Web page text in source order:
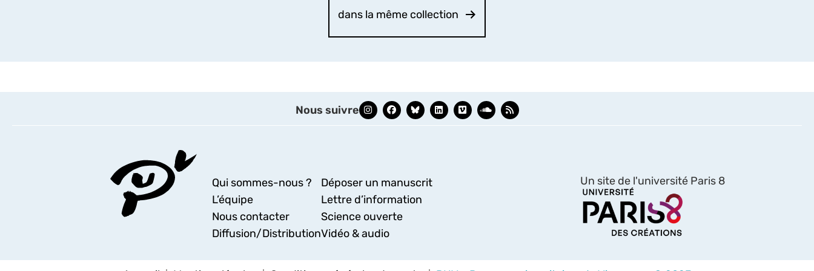
dans la même collection
Nous suivre
Qui sommes-nous ?
L’équipe
Nous contacter
Diffusion/Distribution
Déposer un manuscrit
Lettre d’information
Science ouverte
Vidéo & audio
Un site de l'université Paris 8